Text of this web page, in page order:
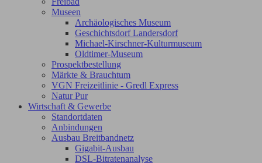
Museen
Archäologisches Museum
Geschichtsdorf Landersdorf
Michael-Kirschner-Kulturmuseum
Oldtimer-Museum
Prospektbestellung
Märkte & Brauchtum
VGN Freizeitlinie - Gredl Express
Natur Pur
Wirtschaft & Gewerbe
Standortdaten
Anbindungen
Ausbau Breitbandnetz
Gigabit-Ausbau
DSL-Bitratenanalyse